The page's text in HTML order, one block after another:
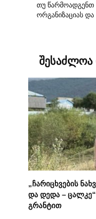
თუ
ორგანიზაციას
შესაძლოა
„ჩარიცხვების
და დედა – ცალკე“
გრანტით